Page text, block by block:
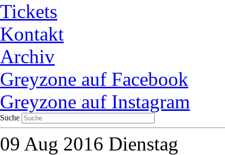
Tickets
Kontakt
Archiv
Greyzone auf Facebook
Greyzone auf Instagram
Suche
09 Aug 2016 Dienstag